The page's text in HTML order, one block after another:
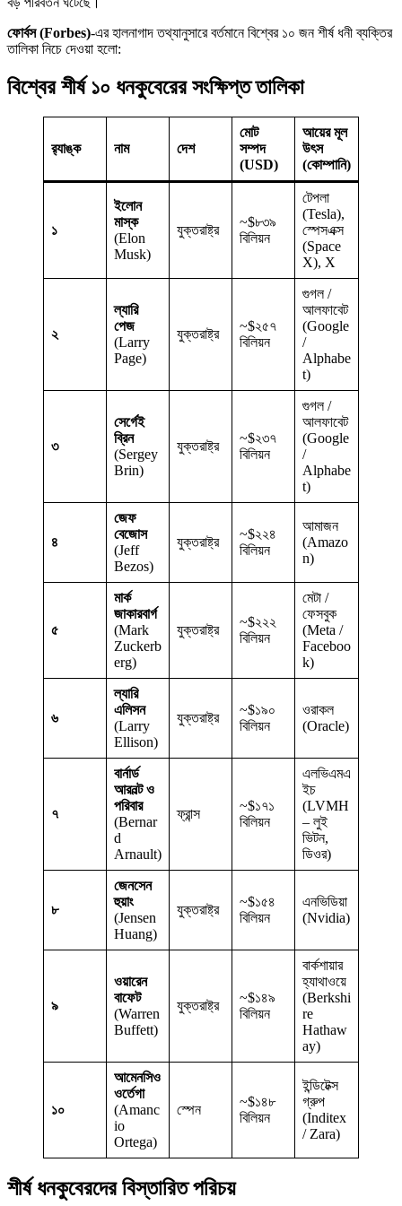
ফোর্বস (Forbes)-এর হালনাগাদ তথ্যানুসারে বর্তমানে বিশ্বের ১০ জন শীর্ষ ধনী ব্যক্তির
তালিকা নিচে দেওয়া হলো:
বিশ্বের শীর্ষ ১০ ধনকুবেরের সংক্ষিপ্ত তালিকা
র‍্যাঙ্ক নাম দেশ
মোট
সম্পদ
(USD)
আয়ের মূল
উৎস
(কোম্পানি)
১
ইলোন
মাস্ক
(Elon
Musk)
যুক্তরাষ্ট্র
~$৮৩৯
বিলিয়ন
টেপলা
(Tesla),
স্পেসএক্স
(Space
X), X
২
ল্যারি
পেজ
(Larry
Page)
যুক্তরাষ্ট্র
~$২৫৭
বিলিয়ন
গুগল /
আলফাবেট
(Google
/
Alphabe
t)
৩
সের্গেই
ব্রিন
(Sergey
Brin)
যুক্তরাষ্ট্র
~$২৩৭
বিলিয়ন
গুগল /
আলফাবেট
(Google
/
Alphabe
t)
৪
জেফ
বেজোস
(Jeff
Bezos)
যুক্তরাষ্ট্র
~$২২৪
বিলিয়ন
আমাজন
(Amazo
n)
৫
মার্ক
জাকারবার্গ
(Mark
Zuckerb
erg)
যুক্তরাষ্ট্র
~$২২২
বিলিয়ন
মেটা /
ফেসবুক
(Meta /
Faceboo
k)
৬
ল্যারি
এলিসন
(Larry
Ellison)
যুক্তরাষ্ট্র
~$১৯০
বিলিয়ন
ওরাকল
(Oracle)
৭
বার্নার্ড
আরনল্ট ও
পরিবার
(Bernar
d
Arnault)
ফ্রান্স
~$১৭১
বিলিয়ন
এলভিএমএ
ইচ
(LVMH
– লুই
ভিটন,
ডিওর)
৮
জেনসেন
হুয়াং
(Jensen
Huang)
যুক্তরাষ্ট্র
~$১৫৪
বিলিয়ন
এনভিডিয়া
(Nvidia)
৯
ওয়ারেন
বাফেট
(Warren
Buffett)
যুক্তরাষ্ট্র
~$১৪৯
বিলিয়ন
বার্কশায়ার
হ্যাথাওয়ে
(Berkshi
re
Hathaw
ay)
১০
আমেনসিও
ওর্তেগা
(Amanc
io
Ortega)
স্পেন
~$১৪৮
বিলিয়ন
ইন্ডিটেক্স
গ্রুপ
(Inditex
/ Zara)
শীর্ষ ধনকুবেরদের বিস্তারিত পরিচয়